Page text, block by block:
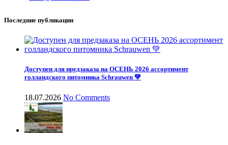
Последние публикации
Доступен для предзаказа на ОСЕНЬ 2026 ассортимент
голландского питомника Schrauwen 💚
18.07.2026 No Comments